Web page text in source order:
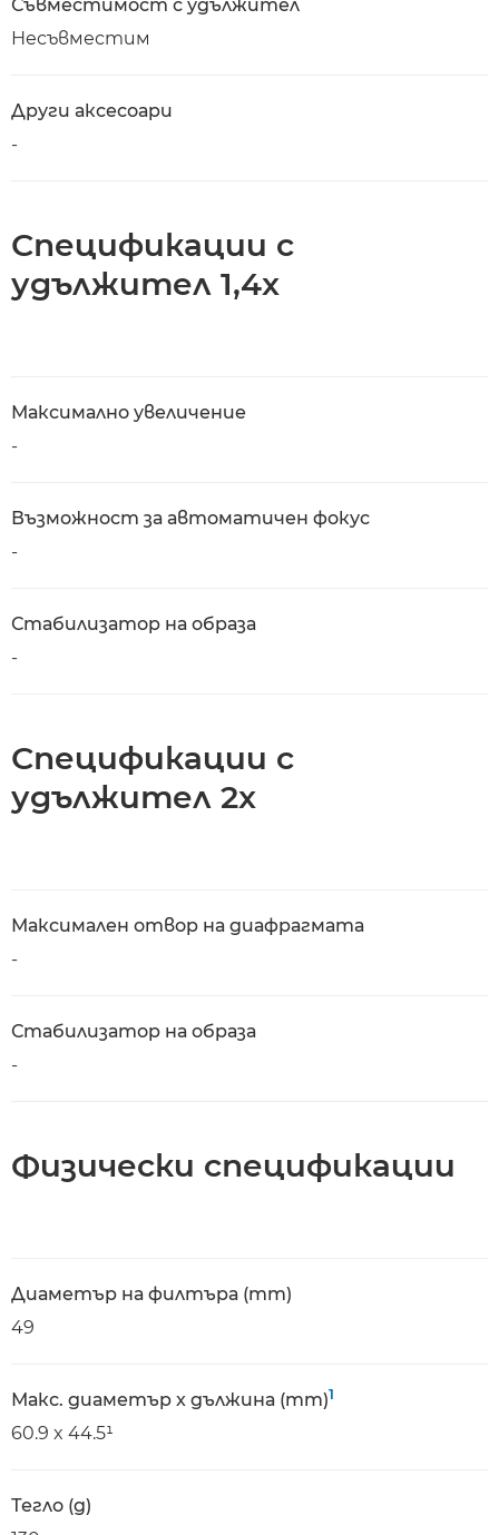
Съвместимост с удължител
Несъвместим
Други аксесоари
-
Спецификации с
удължител 1,4x
Максимално увеличение
-
Възможност за автоматичен фокус
-
Стабилизатор на образа
-
Спецификации с
удължител 2x
Максимален отвор на диафрагмата
-
Стабилизатор на образа
-
Физически спецификации
Диаметър на филтъра (mm)
49
Макс. диаметър x дължина (mm)1
60.9 x 44.5¹
Тегло (g)